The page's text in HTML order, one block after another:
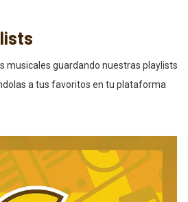
musicales guardando nuestras playlists
a tus favoritos en tu plataforma